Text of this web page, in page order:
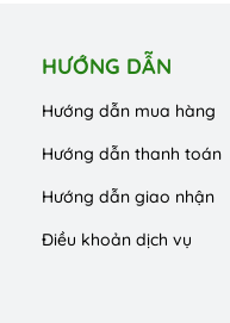
HƯỚNG DẪN
Hướng dẫn mua hàng
Hướng dẫn thanh toán
Hướng dẫn giao nhận
Điều khoản dịch vụ